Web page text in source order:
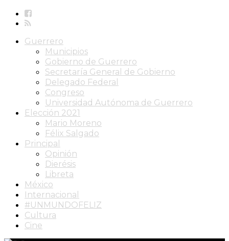
Guerrero
Municipios
Gobierno de Guerrero
Secretaría General de Gobierno
Delegado Federal
Congreso
Universidad Autónoma de Guerrero
Elección 2021
Mario Moreno
Félix Salgado
Principal
Opinión
Dierésis
Libreta
México
Internacional
#UNMUNDOFELIZ
Cultura
Cine